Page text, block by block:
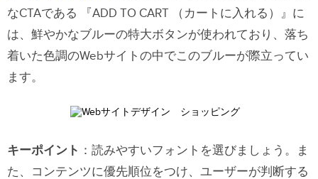
なCTAである 『ADD TO CART （カートに入れる）』に
は、鮮やかなブルーの特大ボタンが使われており、落ち
着いた色調のWebサイトの中でこのブルーが際立ってい
ます。
キーポイント ：読みやすいフォントを選びましょう。ま
た、コンテンツに優先順位をつけ、ユーザーが判断する